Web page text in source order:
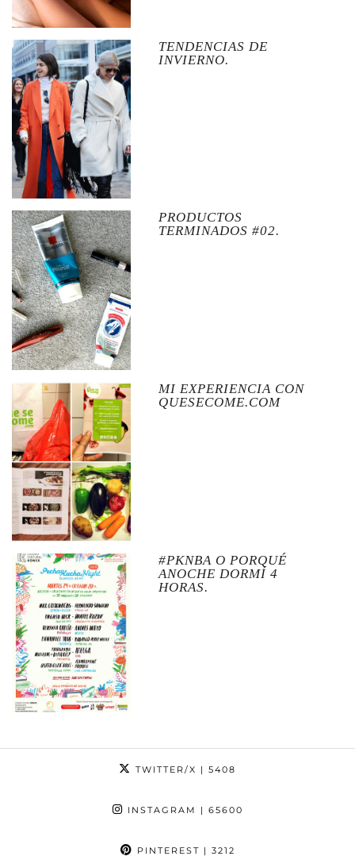
TENDENCIAS DE
INVIERNO.
PRODUCTOS
TERMINADOS #02.
MI EXPERIENCIA CON
QUESECOME.COM
#PKNBA O PORQUÉ
ANOCHE DORMÍ 4
HORAS.
TWITTER/X | 5408
INSTAGRAM | 65600
PINTEREST | 3212